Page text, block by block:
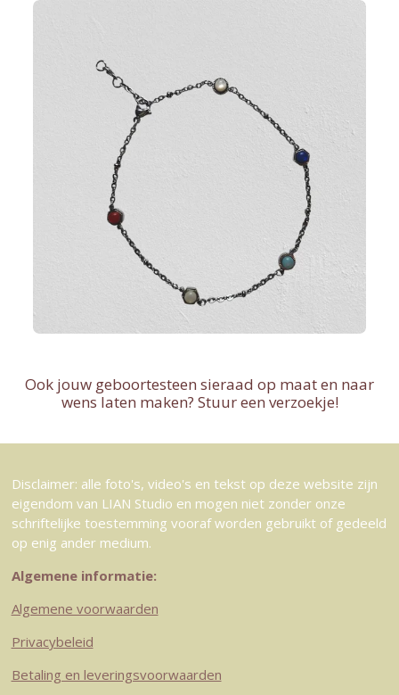
Ook jouw geboortesteen sieraad op maat en naar
wens laten maken? Stuur een verzoekje!
Disclaimer: alle foto's, video's en tekst op deze website zijn
eigendom van LIAN Studio en mogen niet zonder onze
schriftelijke toestemming vooraf worden gebruikt of gedeeld
op enig ander medium.
Algemene informatie:
Algemene voorwaarden
Privacybeleid
Betaling en leveringsvoorwaarden